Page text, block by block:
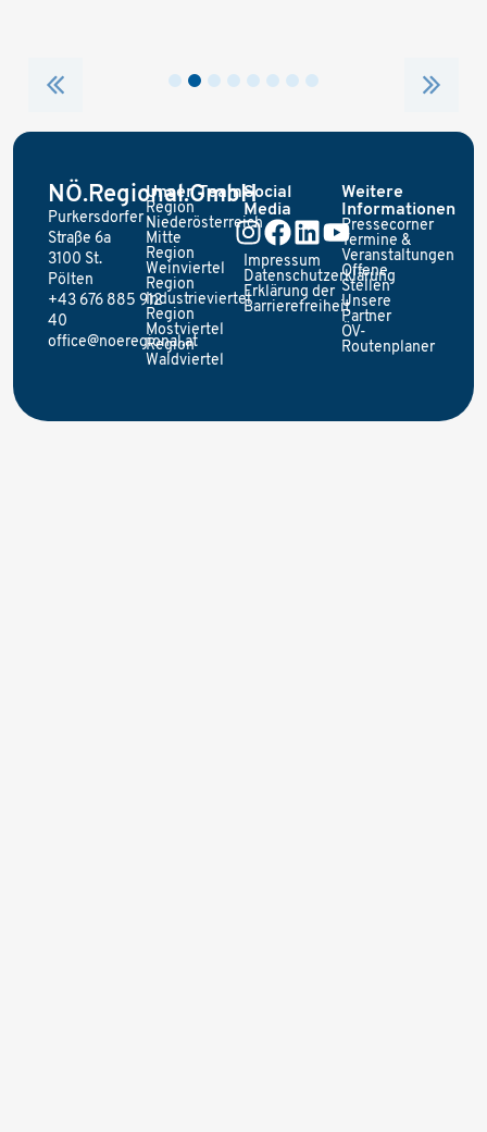
NÖ.Regional.GmbH
Purkersdorfer
Straße 6a
3100 St.
Pölten
+43 676 885 912
40
office@noeregional.at
Unser Team
Region
Niederösterreich
Mitte
Region
Weinviertel
Region
Industrieviertel
Region
Mostviertel
Region
Waldviertel
Social
Media
Impressum
Datenschutzerklärung
Erklärung der
Barrierefreiheit
Weitere
Informationen
Pressecorner
Termine &
Veranstaltungen
Offene
Stellen
Unsere
Partner
ÖV-
Routenplaner